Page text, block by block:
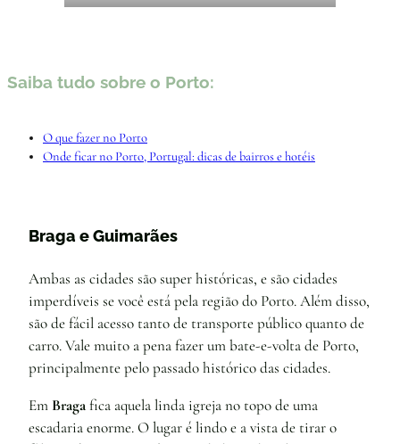
Saiba tudo sobre o Porto:
O que fazer no Porto
Onde ficar no Porto, Portugal: dicas de bairros e hotéis
Braga e Guimarães
Ambas as cidades são super históricas, e são cidades
imperdíveis se você está pela região do Porto. Além disso,
são de fácil acesso tanto de transporte público quanto de
carro. Vale muito a pena fazer um bate-e-volta de Porto,
principalmente pelo passado histórico das cidades.
Em Bragafica aquela linda igreja no topo de uma
escadaria enorme. O lugar é lindo e a vista de tirar o